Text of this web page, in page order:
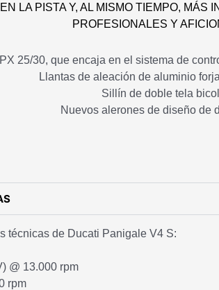
LA PISTA Y, AL MISMO TIEMPO, MÁS
PROFESIONALES Y
25/30, que encaja en el sistema de
Llantas de aleación de aluminio
Sillín de doble tela
Nuevos alerones de diseño de
técnicas de Ducati Panigale V4 S:
@ 13.000 rpm
rpm